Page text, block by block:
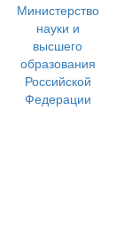
Министерство
науки и
высшего
образования
Российской
Федерации